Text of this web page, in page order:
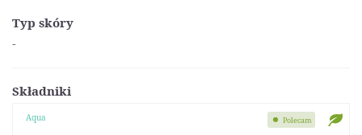
Typ skóry
-
Składniki
Aqua Polecam